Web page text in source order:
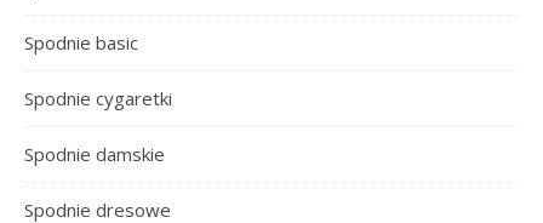
Spodnie basic
Spodnie cygaretki
Spodnie damskie
Spodnie dresowe